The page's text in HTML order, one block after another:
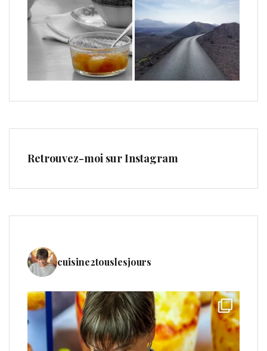
Retrouvez-moi sur Instagram
cuisine2touslesjours